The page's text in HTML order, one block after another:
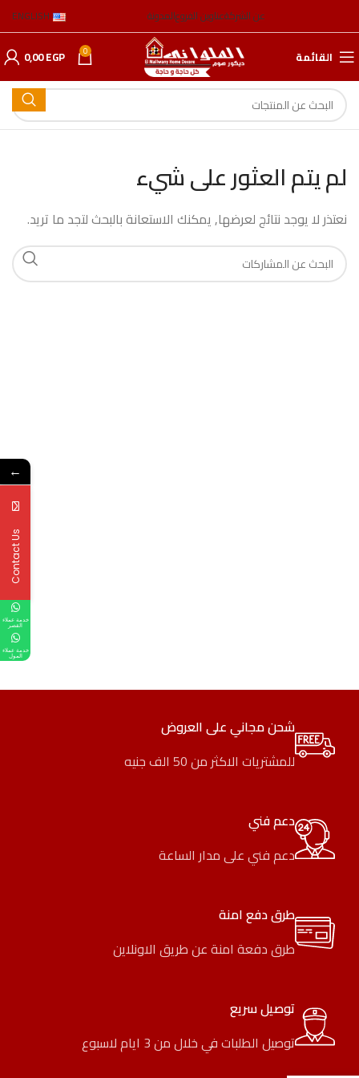
عن الشركةعناوين الفروعالمدونة ENGLISH
القائمة 0
0,00EGP
لم يتم العثور على شيء
نعتذر لا يوجد نتائج لعرضها, يمكنك الاستعانة بالبحث لتجد ما تريد.
شحن مجاني على العروض
للمشتريات الاكثر من 50 الف جنيه
دعم فني
دعم فني على مدار الساعة
طرق دفع امنة
طرق دفعة امنة عن طريق الاونلاين
توصيل سريع
توصيل الطلبات في خلال من 3 ايام لاسبوع
←
Contact Us
خدمة عملاء
القصر
خدمة عملاء
المول